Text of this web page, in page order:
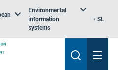
Environmental
information
systems
SL